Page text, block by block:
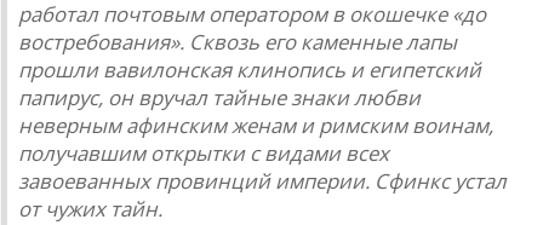
работал почтовым оператором в окошечке «до
востребования». Сквозь его каменные лапы
прошли вавилонская клинопись и египетский
папирус, он вручал тайные знаки любви
неверным афинским женам и римским воинам,
получавшим открытки с видами всех
завоеванных провинций империи. Сфинкс устал
от чужих тайн.